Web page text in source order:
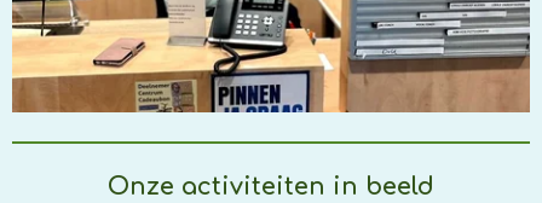
Onze activiteiten in beeld